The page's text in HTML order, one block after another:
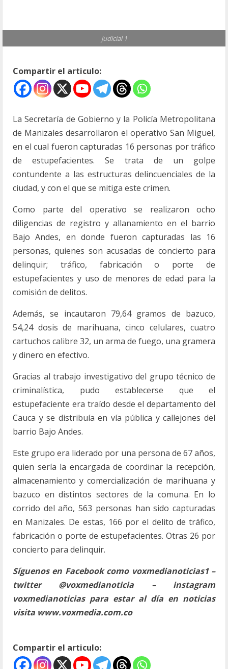
judicial 1
Compartir el articulo:
La Secretaría de Gobierno y la Policía Metropolitana
de Manizales desarrollaron el operativo San Miguel,
en el cual fueron capturadas 16 personas por tráfico
de estupefacientes. Se trata de un golpe
contundente a las estructuras delincuenciales de la
ciudad, y con el que se mitiga este crimen.
Como parte del operativo se realizaron ocho
diligencias de registro y allanamiento en el barrio
Bajo Andes, en donde fueron capturadas las 16
personas, quienes son acusadas de concierto para
delinquir; tráfico, fabricación o porte de
estupefacientes y uso de menores de edad para la
comisión de delitos.
Además, se incautaron 79,64 gramos de bazuco,
54,24 dosis de marihuana, cinco celulares, cuatro
cartuchos calibre 32, un arma de fuego, una gramera
y dinero en efectivo.
Gracias al trabajo investigativo del grupo técnico de
criminalística, pudo establecerse que el
estupefaciente era traído desde el departamento del
Cauca y se distribuía en vía pública y callejones del
barrio Bajo Andes.
Este grupo era liderado por una persona de 67 años,
quien sería la encargada de coordinar la recepción,
almacenamiento y comercialización de marihuana y
bazuco en distintos sectores de la comuna. En lo
corrido del año, 563 personas han sido capturadas
en Manizales. De estas, 166 por el delito de tráfico,
fabricación o porte de estupefacientes. Otras 26 por
concierto para delinquir.
Síguenos en Facebook como voxmedianoticias1 –
twitter @voxmedianoticia – instagram
voxmedianoticias para estar al día en noticias
visita www.voxmedia.com.co
Compartir el articulo: